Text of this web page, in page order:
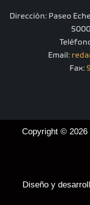
b
o
o
k
-
f
Dirección: Paseo
Email:
Fax:
Copyright © 2026
Diseño y